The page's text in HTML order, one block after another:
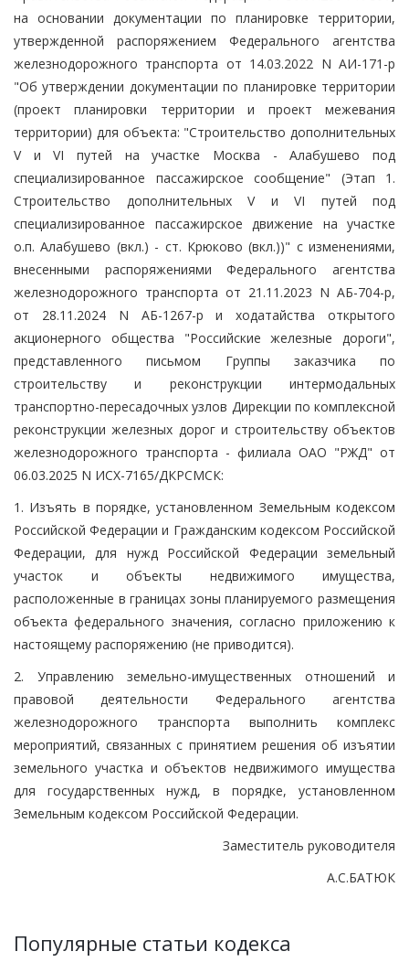
на основании документации по планировке территории,
утвержденной распоряжением Федерального агентства
железнодорожного транспорта от 14.03.2022 N АИ-171-р
"Об утверждении документации по планировке территории
(проект планировки территории и проект межевания
территории) для объекта: "Строительство дополнительных
V и VI путей на участке Москва - Алабушево под
специализированное пассажирское сообщение" (Этап 1.
Строительство дополнительных V и VI путей под
специализированное пассажирское движение на участке
о.п. Алабушево (вкл.) - ст. Крюково (вкл.))" с изменениями,
внесенными распоряжениями Федерального агентства
железнодорожного транспорта от 21.11.2023 N АБ-704-р,
от 28.11.2024 N АБ-1267-р и ходатайства открытого
акционерного общества "Российские железные дороги",
представленного письмом Группы заказчика по
строительству и реконструкции интермодальных
транспортно-пересадочных узлов Дирекции по комплексной
реконструкции железных дорог и строительству объектов
железнодорожного транспорта - филиала ОАО "РЖД" от
06.03.2025 N ИСХ-7165/ДКРСМСК:
1. Изъять в порядке, установленном Земельным кодексом
Российской Федерации и Гражданским кодексом Российской
Федерации, для нужд Российской Федерации земельный
участок и объекты недвижимого имущества,
расположенные в границах зоны планируемого размещения
объекта федерального значения, согласно приложению к
настоящему распоряжению (не приводится).
2. Управлению земельно-имущественных отношений и
правовой деятельности Федерального агентства
железнодорожного транспорта выполнить комплекс
мероприятий, связанных с принятием решения об изъятии
земельного участка и объектов недвижимого имущества
для государственных нужд, в порядке, установленном
Земельным кодексом Российской Федерации.
Заместитель руководителя
А.С.БАТЮК
Популярные статьи кодекса